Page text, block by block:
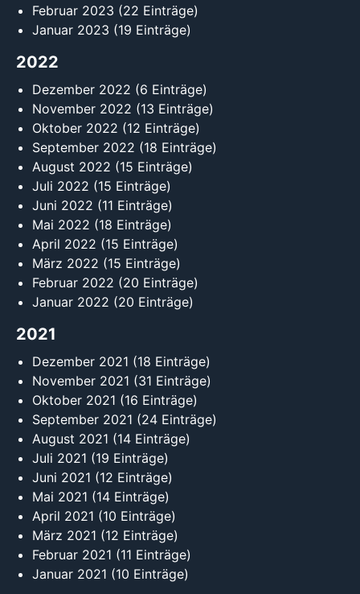
Februar 2023 (22 Einträge)
Januar 2023 (19 Einträge)
2022
Dezember 2022 (6 Einträge)
November 2022 (13 Einträge)
Oktober 2022 (12 Einträge)
September 2022 (18 Einträge)
August 2022 (15 Einträge)
Juli 2022 (15 Einträge)
Juni 2022 (11 Einträge)
Mai 2022 (18 Einträge)
April 2022 (15 Einträge)
März 2022 (15 Einträge)
Februar 2022 (20 Einträge)
Januar 2022 (20 Einträge)
2021
Dezember 2021 (18 Einträge)
November 2021 (31 Einträge)
Oktober 2021 (16 Einträge)
September 2021 (24 Einträge)
August 2021 (14 Einträge)
Juli 2021 (19 Einträge)
Juni 2021 (12 Einträge)
Mai 2021 (14 Einträge)
April 2021 (10 Einträge)
März 2021 (12 Einträge)
Februar 2021 (11 Einträge)
Januar 2021 (10 Einträge)